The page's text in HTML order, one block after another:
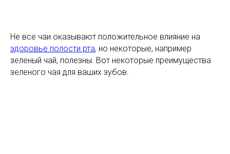
Не все чаи оказывают положительное влияние на
здоровье полости рта, но некоторые, например
зеленый чай, полезны. Вот некоторые преимущества
зеленого чая для ваших зубов.